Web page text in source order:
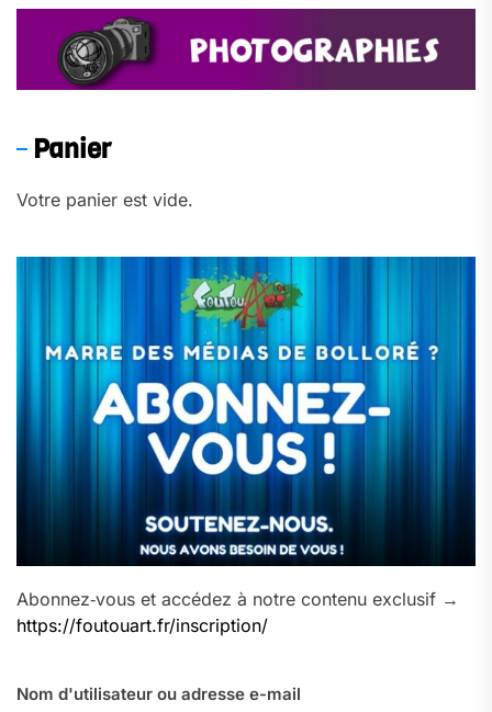
Panier
Votre panier est vide.
Abonnez‑vous et accédez à notre contenu exclusif →
https://foutouart.fr/inscription/
Nom d'utilisateur ou adresse e-mail